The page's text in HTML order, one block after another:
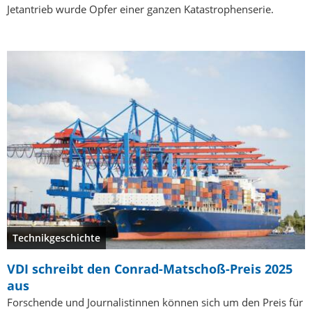
Jetantrieb wurde Opfer einer ganzen Katastrophenserie.
Technikgeschichte
VDI schreibt den Conrad-Matschoß-Preis 2025
aus
Forschende und Journalistinnen können sich um den Preis für